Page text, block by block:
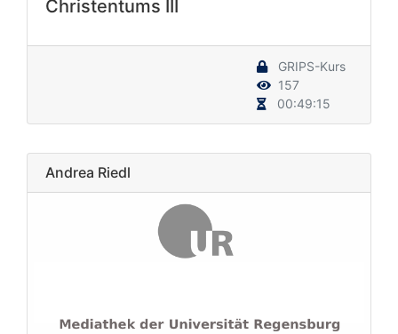
Christentums III
GRIPS-Kurs
157
00:49:15
Andrea Riedl